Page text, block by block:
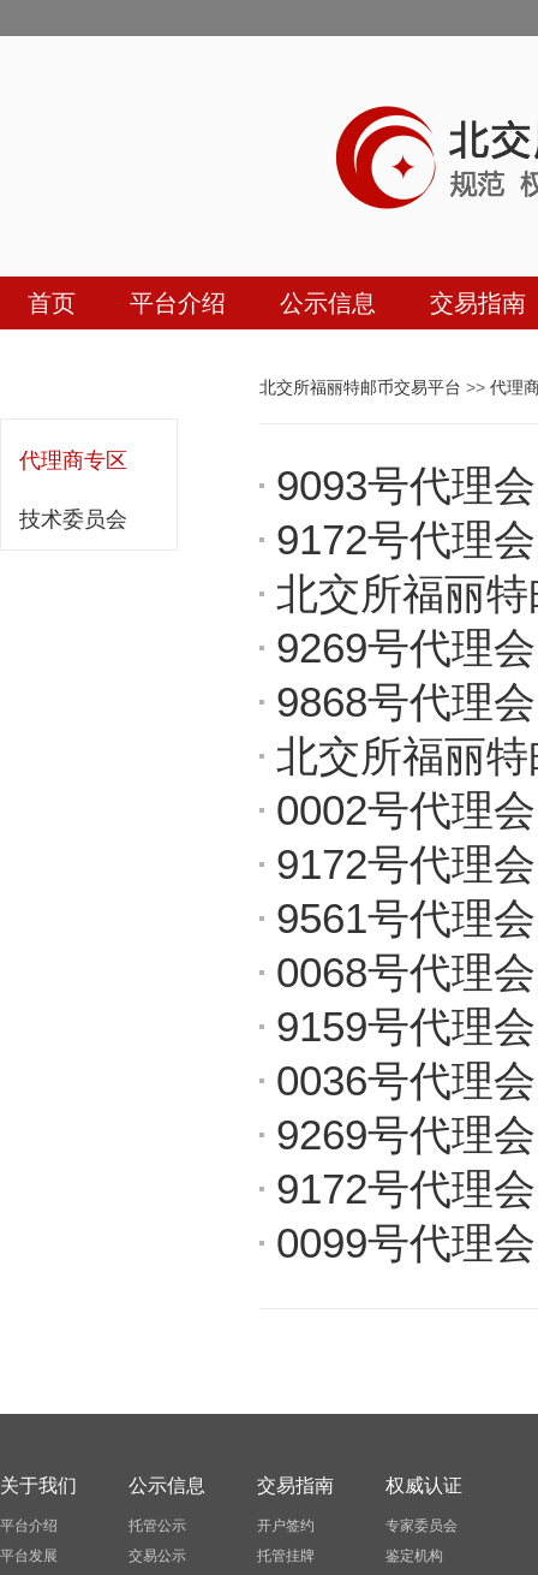
首页 平台介绍 公示信息 交易指南
代理商专区
技术委员会
北交所福丽特邮币交易平台 >> 代理
9093号代理
9172号代理
北交所福丽
9269号代理
9868号代理
北交所福丽
0002号代理
9172号代理
9561号代理
0068号代理
9159号代理
0036号代理
9269号代理
9172号代理
0099号代理
关于我们
平台介绍
平台发展
公示信息
托管公示
交易公示
交易指南
开户签约
托管挂牌
权威认证
专家委员会
鉴定机构